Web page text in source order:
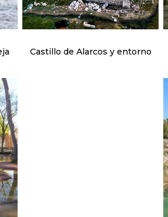
Castillo de Alarcos y entorno